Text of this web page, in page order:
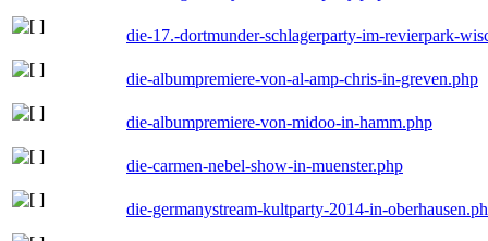
die-17.-dortmunder-schlagerparty-im-revierpark-
die-albumpremiere-von-al-amp-chris-in-greven.php
die-albumpremiere-von-midoo-in-hamm.php
die-carmen-nebel-show-in-muenster.php
die-germanystream-kultparty-2014-in-